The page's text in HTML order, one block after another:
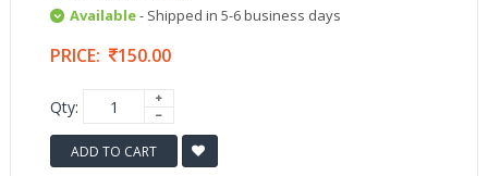
Available- Shipped in 5-6 business days
PRICE: 150.00
Qty:
ADD TO CART